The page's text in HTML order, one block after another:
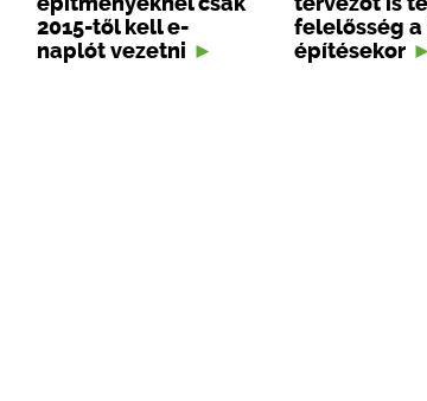
2015-től kell e-
naplót vezetni
felelősség
építésekor